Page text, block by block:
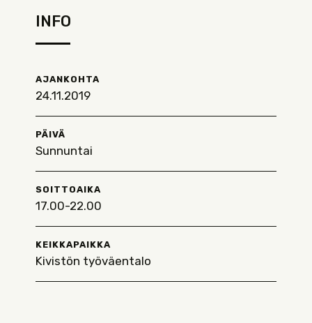
INFO
AJANKOHTA
24.11.2019
PÄIVÄ
Sunnuntai
SOITTOAIKA
17.00-22.00
KEIKKAPAIKKA
Kivistön työväentalo